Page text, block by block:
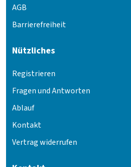
AGB
Barrierefreiheit
Nützliches
Registrieren
Fragen und Antworten
Ablauf
Kontakt
Vertrag widerrufen